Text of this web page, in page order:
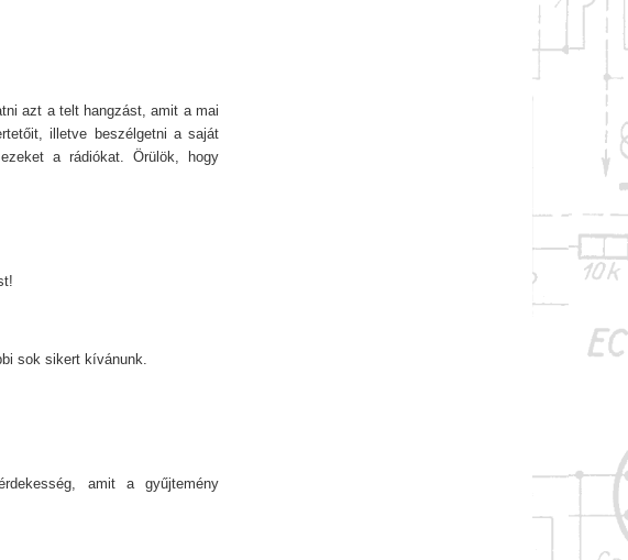
azt a telt hangzást, amit a mai
illetve beszélgetni a saját
a rádiókat. Örülök, hogy
sok sikert kívánunk.
amit a gyűjtemény